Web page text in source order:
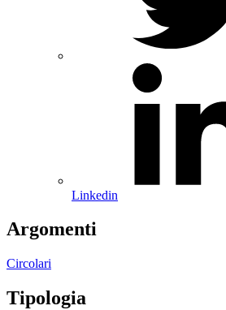
Linkedin
Argomenti
Circolari
Tipologia